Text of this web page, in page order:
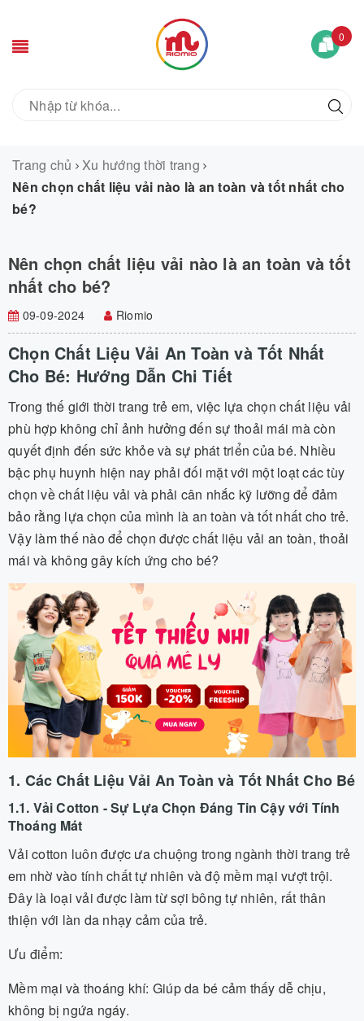
0
Trang chủ
Xu hướng thời trang
Nên chọn chất liệu vải nào là an toàn và tốt nhất cho
bé?
Nên chọn chất liệu vải nào là an toàn và tốt
nhất cho bé?
09-09-2024 Riomio
Chọn Chất Liệu Vải An Toàn và Tốt Nhất
Cho Bé: Hướng Dẫn Chi Tiết
Trong thế giới thời trang trẻ em, việc lựa chọn chất liệu vải
phù hợp không chỉ ảnh hưởng đến sự thoải mái mà còn
quyết định đến sức khỏe và sự phát triển của bé. Nhiều
bậc phụ huynh hiện nay phải đối mặt với một loạt các tùy
chọn về chất liệu vải và phải cân nhắc kỹ lưỡng để đảm
bảo rằng lựa chọn của mình là an toàn và tốt nhất cho trẻ.
Vậy làm thế nào để chọn được chất liệu vải an toàn, thoải
mái và không gây kích ứng cho bé?
1. Các Chất Liệu Vải An Toàn và Tốt Nhất Cho Bé
1.1. Vải Cotton - Sự Lựa Chọn Đáng Tin Cậy với Tính
Thoáng Mát
Vải cotton luôn được ưa chuộng trong ngành thời trang trẻ
em nhờ vào tính chất tự nhiên và độ mềm mại vượt trội.
Đây là loại vải được làm từ sợi bông tự nhiên, rất thân
thiện với làn da nhạy cảm của trẻ.
Ưu điểm:
Mềm mại và thoáng khí: Giúp da bé cảm thấy dễ chịu,
không bị ngứa ngáy.